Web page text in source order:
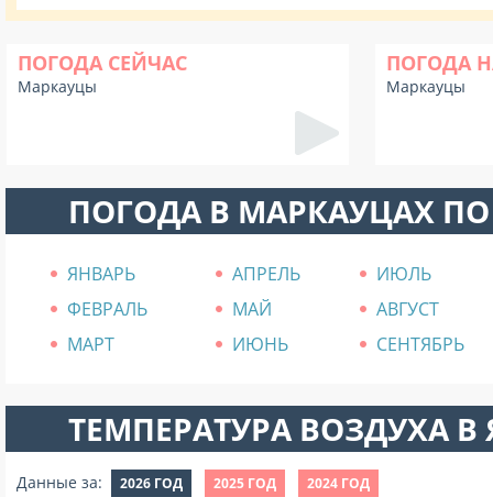
ПОГОДА СЕЙЧАС
Маркауцы
ПОГОДА
Маркауцы
ПОГОДА В МАРКАУЦАХ
ЯНВАРЬ АПРЕЛЬ
ИЮЛЬ
ФЕВРАЛЬ
МАЙ
АВГУСТ
МАРТ
ИЮНЬ СЕНТЯБРЬ
ТЕМПЕРАТУРА ВОЗДУХА В
Данные за: 2026 ГОД 2025 ГОД 2024 ГОД